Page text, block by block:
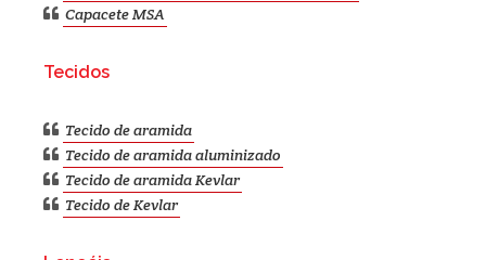
Capacete MSA
Tecidos
Tecido de aramida
Tecido de aramida aluminizado
Tecido de aramida Kevlar
Tecido de Kevlar